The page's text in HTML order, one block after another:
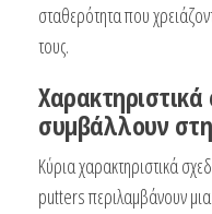
σταθερότητα που
τους.
συμβάλλουν
Κύρια χαρακτηριστικά
putters περιλαμβάνουν